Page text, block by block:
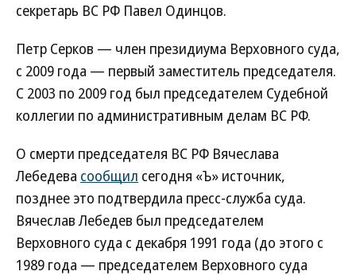
секретарь ВС РФ Павел Одинцов.
Петр Серков — член президиума Верховного суда,
с 2009 года — первый заместитель председателя.
С 2003 по 2009 год был председателем Судебной
коллегии по административным делам ВС РФ.
О смерти председателя ВС РФ Вячеслава
Лебедева сообщил сегодня «Ъ» источник,
позднее это подтвердила пресс-служба суда.
Вячеслав Лебедев был председателем
Верховного суда с декабря 1991 года (до этого с
1989 года — председателем Верховного суда